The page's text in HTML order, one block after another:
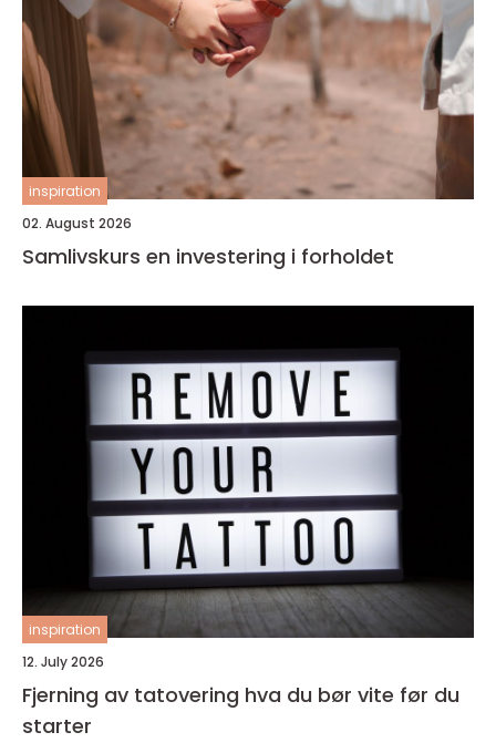
inspiration
02. August 2026
Samlivskurs en investering i forholdet
inspiration
12. July 2026
Fjerning av tatovering hva du bør vite før du
starter